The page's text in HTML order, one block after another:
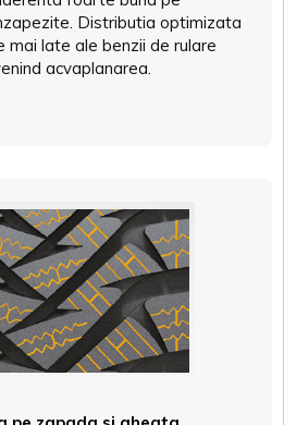
Distributia optimizata
mai late ale benzii de rulare
acvaplanarea.